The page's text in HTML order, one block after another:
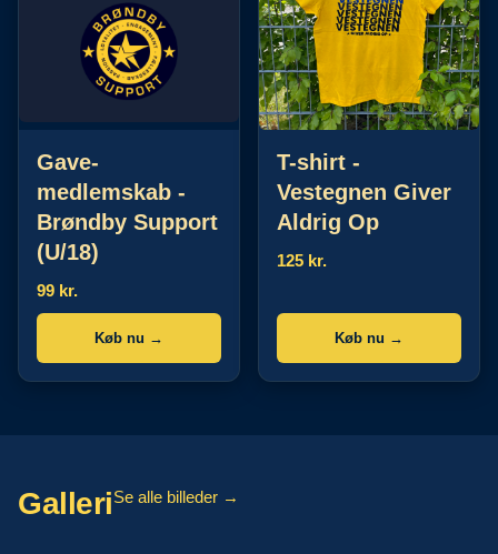
Gave-
medlemskab -
Brøndby Support
(U/18)
99 kr.
Køb nu →
T-shirt -
Vestegnen Giver
Aldrig Op
125 kr.
Køb nu →
GalleriSe alle billeder →